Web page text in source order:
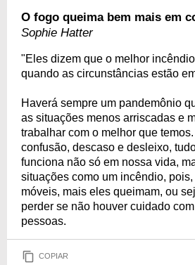
O fogo queima bem mais em
Sophie Hatter
"Eles dizem que o melhor
quando as circunstâncias estão
Haverá sempre um pandemônio
as situações menos arriscadas e
trabalhar com o melhor que
confusão, descaso e desleixo,
funciona não só em nossa vida,
situações como um incêndio,
móveis, mais eles queimam, ou
perder se não houver cuidado
pessoas.
COPIAR